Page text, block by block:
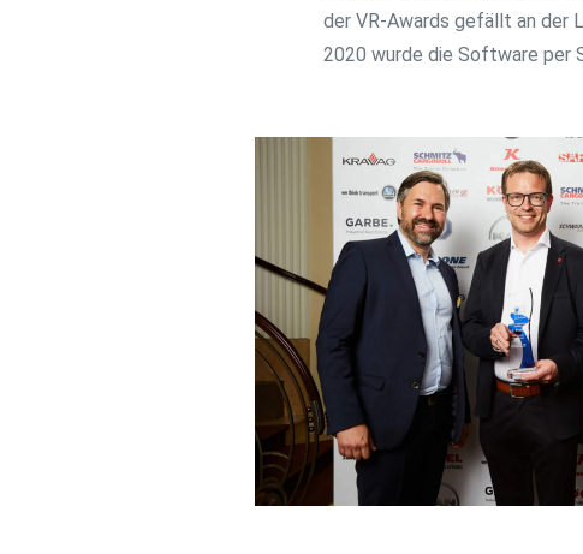
der VR-Awards gefällt an der
2020 wurde die Software per